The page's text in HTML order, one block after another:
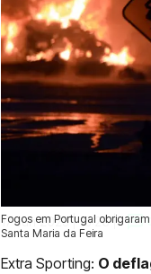
Fogos em Portugal
Santa Maria da Feira
17 Jun 2025 | 15:26 | 0
Extra Sporting: O